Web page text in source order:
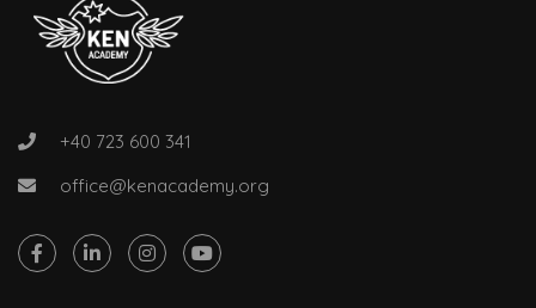
+40 723 600 341
office@kenacademy.org